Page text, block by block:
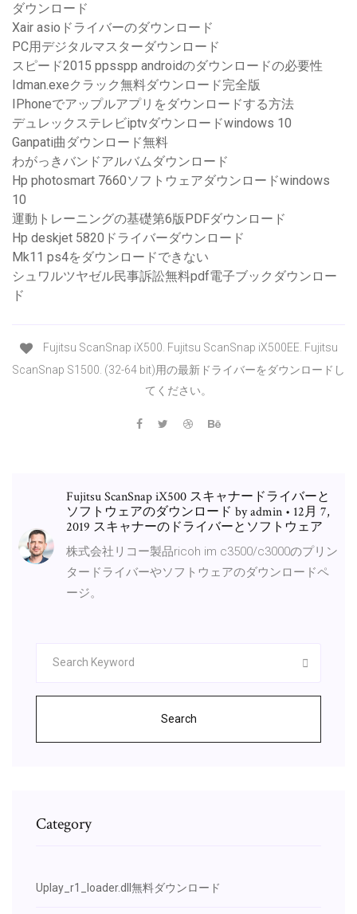
ダウンロード
Xair asioドライバーのダウンロード
PC用デジタルマスターダウンロード
スピード2015 ppsspp androidのダウンロードの必要性
Idman.exeクラック無料ダウンロード完全版
IPhoneでアップルアプリをダウンロードする方法
デュレックステレビiptvダウンロードwindows 10
Ganpati曲ダウンロード無料
わがっきバンドアルバムダウンロード
Hp photosmart 7660ソフトウェアダウンロードwindows
10
運動トレーニングの基礎第6版PDFダウンロード
Hp deskjet 5820ドライバーダウンロード
Mk11 ps4をダウンロードできない
シュワルツヤゼル民事訴訟無料pdf電子ブックダウンロー
ド
Fujitsu ScanSnap iX500. Fujitsu ScanSnap iX500EE. Fujitsu
ScanSnap S1500. (32-64 bit)用の最新ドライバーをダウンロードし
てください。
Fujitsu ScanSnap iX500 スキャナードライバーと
ソフトウェアのダウンロード by admin • 12月 7,
2019 スキャナーのドライバーとソフトウェア
株式会社リコー製品ricoh im c3500/c3000のプリン
タードライバーやソフトウェアのダウンロードペ
ージ。
Search
Category
Uplay_r1_loader.dll無料ダウンロード